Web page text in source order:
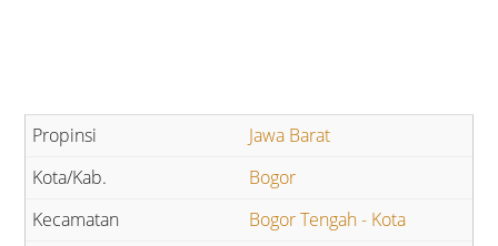
Jawa Barat
Bogor
Bogor Tengah - Kota